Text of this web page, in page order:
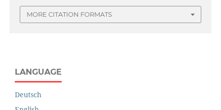
MORE CITATION FORMATS
LANGUAGE
Deutsch